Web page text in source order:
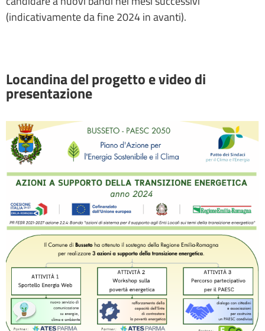
(indicativamente da fine 2024 in avanti).
Locandina del progetto e video di
presentazione